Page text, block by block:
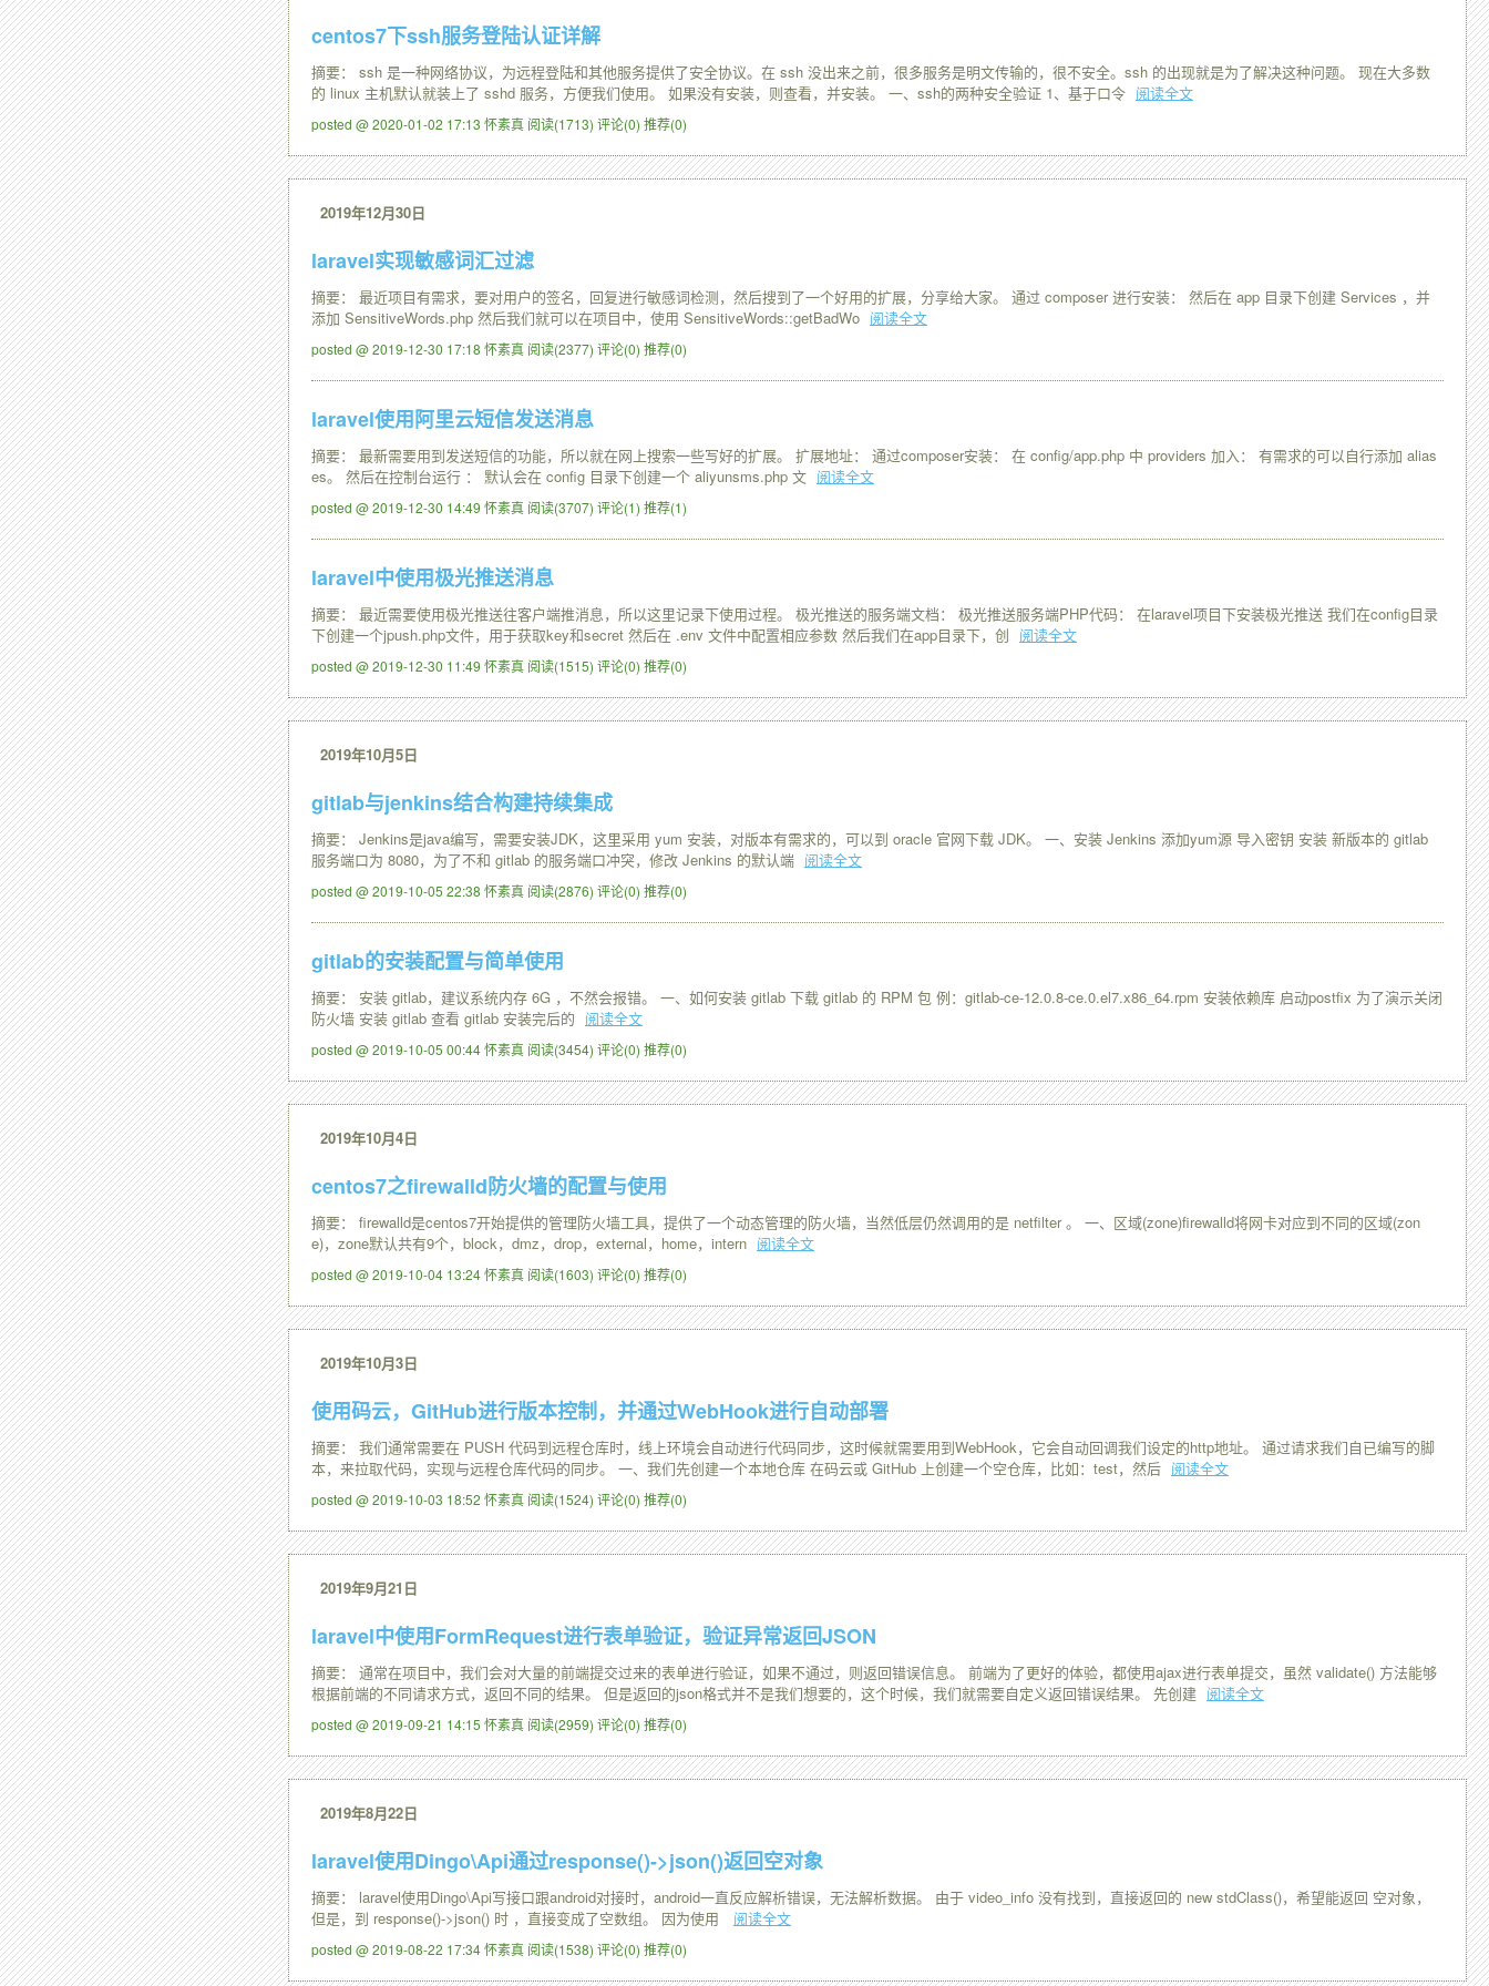
centos7下ssh服务登陆认证详解
摘要： ssh 是一种网络协议，为远程登陆和其他服务提供了安全协议。在 ssh 没出来之前，很多服务是明文传输的，很不安全。ssh 的出现就是为了解决这种问题。 现在大多数
的 linux 主机默认就装上了 sshd 服务，方便我们使用。 如果没有安装，则查看，并安装。 一、ssh的两种安全验证 1、基于口令 阅读全文
posted @ 2020-01-02 17:13 怀素真 阅读(1713) 评论(0) 推荐(0)
2019年12月30日
laravel实现敏感词汇过滤
摘要： 最近项目有需求，要对用户的签名，回复进行敏感词检测，然后搜到了一个好用的扩展，分享给大家。 通过 composer 进行安装： 然后在 app 目录下创建 Services ，并
添加 SensitiveWords.php 然后我们就可以在项目中，使用 SensitiveWords::getBadWo 阅读全文
posted @ 2019-12-30 17:18 怀素真 阅读(2377) 评论(0) 推荐(0)
laravel使用阿里云短信发送消息
摘要： 最新需要用到发送短信的功能，所以就在网上搜索一些写好的扩展。 扩展地址： 通过composer安装： 在 config/app.php 中 providers 加入： 有需求的可以自行添加 alias
es。 然后在控制台运行 ： 默认会在 config 目录下创建一个 aliyunsms.php 文 阅读全文
posted @ 2019-12-30 14:49 怀素真 阅读(3707) 评论(1) 推荐(1)
laravel中使用极光推送消息
摘要： 最近需要使用极光推送往客户端推消息，所以这里记录下使用过程。 极光推送的服务端文档： 极光推送服务端PHP代码： 在laravel项目下安装极光推送 我们在config目录
下创建一个jpush.php文件，用于获取key和secret 然后在 .env 文件中配置相应参数 然后我们在app目录下，创 阅读全文
posted @ 2019-12-30 11:49 怀素真 阅读(1515) 评论(0) 推荐(0)
2019年10月5日
gitlab与jenkins结合构建持续集成
摘要： Jenkins是java编写，需要安装JDK，这里采用 yum 安装，对版本有需求的，可以到 oracle 官网下载 JDK。 一、安装 Jenkins 添加yum源 导入密钥 安装 新版本的 gitlab
服务端口为 8080，为了不和 gitlab 的服务端口冲突，修改 Jenkins 的默认端 阅读全文
posted @ 2019-10-05 22:38 怀素真 阅读(2876) 评论(0) 推荐(0)
gitlab的安装配置与简单使用
摘要： 安装 gitlab，建议系统内存 6G ，不然会报错。 一、如何安装 gitlab 下载 gitlab 的 RPM 包 例：gitlab-ce-12.0.8-ce.0.el7.x86_64.rpm 安装依赖库 启动postfix 为了演示关闭
防火墙 安装 gitlab 查看 gitlab 安装完后的 阅读全文
posted @ 2019-10-05 00:44 怀素真 阅读(3454) 评论(0) 推荐(0)
2019年10月4日
centos7之firewalld防火墙的配置与使用
摘要： firewalld是centos7开始提供的管理防火墙工具，提供了一个动态管理的防火墙，当然低层仍然调用的是 netfilter 。 一、区域(zone)firewalld将网卡对应到不同的区域(zon
e)，zone默认共有9个，block，dmz，drop，external，home，intern 阅读全文
posted @ 2019-10-04 13:24 怀素真 阅读(1603) 评论(0) 推荐(0)
2019年10月3日
使用码云，GitHub进行版本控制，并通过WebHook进行自动部署
摘要： 我们通常需要在 PUSH 代码到远程仓库时，线上环境会自动进行代码同步，这时候就需要用到WebHook，它会自动回调我们设定的http地址。 通过请求我们自已编写的脚
本，来拉取代码，实现与远程仓库代码的同步。 一、我们先创建一个本地仓库 在码云或 GitHub 上创建一个空仓库，比如：test，然后 阅读全文
posted @ 2019-10-03 18:52 怀素真 阅读(1524) 评论(0) 推荐(0)
2019年9月21日
laravel中使用FormRequest进行表单验证，验证异常返回JSON
摘要： 通常在项目中，我们会对大量的前端提交过来的表单进行验证，如果不通过，则返回错误信息。 前端为了更好的体验，都使用ajax进行表单提交，虽然 validate() 方法能够
根据前端的不同请求方式，返回不同的结果。 但是返回的json格式并不是我们想要的，这个时候，我们就需要自定义返回错误结果。 先创建 阅读全文
posted @ 2019-09-21 14:15 怀素真 阅读(2959) 评论(0) 推荐(0)
2019年8月22日
laravel使用Dingo\Api通过response()->json()返回空对象
摘要： laravel使用Dingo\Api写接口跟android对接时，android一直反应解析错误，无法解析数据。 由于 video_info 没有找到，直接返回的 new stdClass()，希望能返回 空对象，
但是，到 response()->json() 时 ，直接变成了空数组。 因为使用
阅读全文
posted @ 2019-08-22 17:34 怀素真 阅读(1538) 评论(0) 推荐(0)